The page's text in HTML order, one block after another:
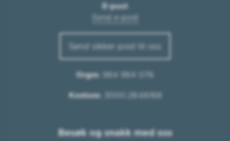
E-post
Send e-post
Send sikker post til oss
Orgnr. 964 964 076
Kontonr. 3000.28.66168
Besøk og snakk med oss